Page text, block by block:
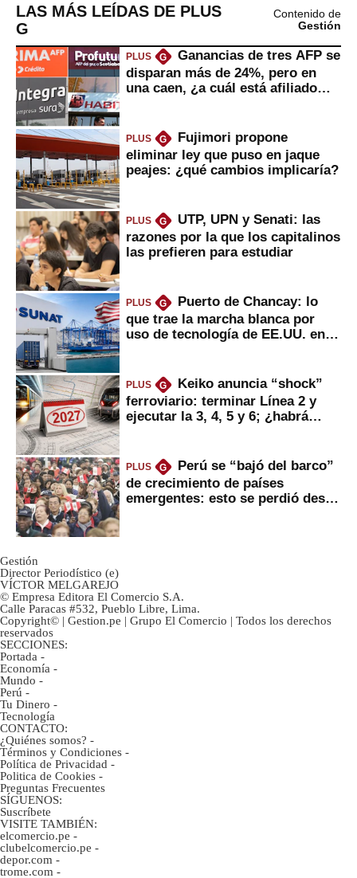
LAS MÁS LEÍDAS DE PLUS
G
Contenido de
Gestión
PLUS G
Ganancias de tres AFP se
disparan más de 24%, pero en
una caen, ¿a cuál está afiliado
PLUS G
Fujimori propone
eliminar ley que puso en jaque
peajes: ¿qué cambios implicaría?
PLUS G
UTP, UPN y Senati: las
razones por la que los capitalinos
las prefieren para estudiar
PLUS G
Puerto de Chancay: lo
que trae la marcha blanca por
uso de tecnología de EE.UU. en
PLUS G
Keiko anuncia “shock”
ferroviario: terminar Línea 2 y
ejecutar la 3, 4, 5 y 6; ¿habrá
PLUS G
Perú se “bajó del barco”
de crecimiento de países
emergentes: esto se perdió desde
Gestión
Director Periodístico (e)
VÍCTOR MELGAREJO
© Empresa Editora El Comercio S.A.
Calle Paracas #532, Pueblo Libre, Lima.
Copyright© | Gestion.pe | Grupo El Comercio | Todos los derechos
reservados
SECCIONES:
Portada -
Economía -
Mundo -
Perú -
Tu Dinero -
Tecnología
CONTACTO:
¿Quiénes somos? -
Términos y Condiciones -
Política de Privacidad -
Politica de Cookies -
Preguntas Frecuentes
SÍGUENOS:
Suscríbete
VISITE TAMBIÉN:
elcomercio.pe -
clubelcomercio.pe -
depor.com -
trome.com -